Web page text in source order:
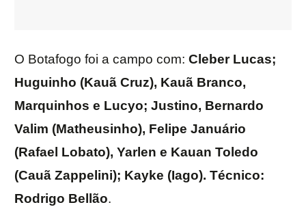
O Botafogo foi a campo com: Cleber Lucas;
Huguinho (Kauã Cruz), Kauã Branco,
Marquinhos e Lucyo; Justino, Bernardo
Valim (Matheusinho), Felipe Januário
(Rafael Lobato), Yarlen e Kauan Toledo
(Cauã Zappelini); Kayke (Iago). Técnico:
Rodrigo Bellão.